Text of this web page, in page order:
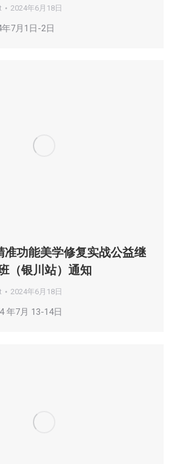
2024年6月18日
7月1日-2日
功能美学修复实战公益继
（银川站）通知
2024年6月18日
年7月 13-14日